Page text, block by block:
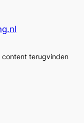
content terugvinden